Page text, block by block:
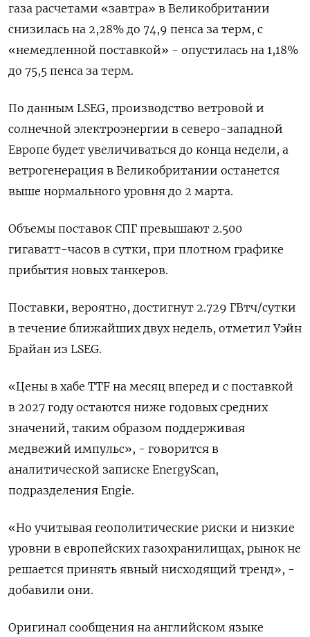
газа расчетами «завтра» в ​Великобритании
снизилась на 2,28% до 74,9 ‌пенса за терм, с
«немедленной поставкой» - опустилась на ​1,18%
до 75,5 пенса за терм.
По данным ‌LSEG, производство ветровой и
солнечной электроэнергии в северо-западной
Европе будет увеличиваться до конца недели, а
ветрогенерация ​в Великобритании ​останется
выше нормального ‌уровня до 2 марта.
Объемы поставок СПГ превышают 2.500 ​
гигаватт-часов в сутки, при плотном графике
прибытия новых танкеров.
Поставки, вероятно, достигнут 2.729 ГВтч/сутки
в течение ближайших двух недель, отметил Уэйн
Брайан из LSEG.
«Цены в хабе TTF на месяц вперед и с поставкой
в ​2027 году остаются ниже ⁠годовых средних
значений, таким образом поддерживая
медвежий импульс», - говорится в
аналитической записке EnergyScan,
‌подразделения Engie.
«Но учитывая геополитические риски и низкие
‌уровни в европейских газохранилищах, рынок не
решается принять явный нисходящий ​тренд», -
добавили они.
Оригинал сообщения на английском языке